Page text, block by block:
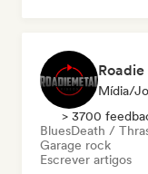
Mídia/
> 3700
BluesDeath /
Garage rock
Escrever artigos